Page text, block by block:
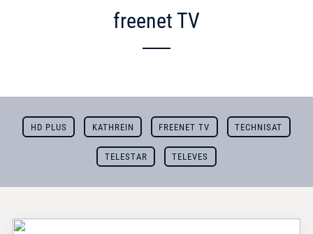
freenet TV
HD PLUS KATHREIN FREENET TV TECHNISAT
TELESTAR TELEVES